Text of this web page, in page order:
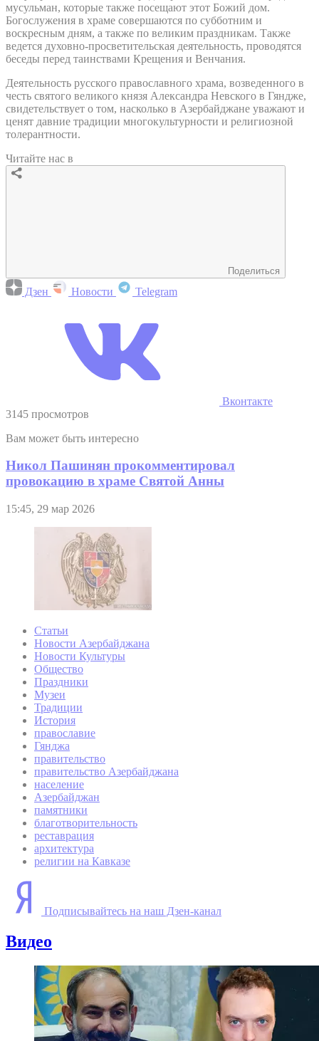
мусульман, которые также посещают этот Божий дом.
Богослужения в храме совершаются по субботним и
воскресным дням, а также по великим праздникам. Также
ведется духовно-просветительская деятельность, проводятся
беседы перед таинствами Крещения и Венчания.
Деятельность русского православного храма, возведенного в
честь святого великого князя Александра Невского в Гяндже,
свидетельствует о том, насколько в Азербайджане уважают и
ценят давние традиции многокультурности и религиозной
толерантности.
Читайте нас в
Поделиться
Дзен Новости Telegram
Вконтакте
3145 просмотров
Вам может быть интересно
Никол Пашинян прокомментировал
провокацию в храме Святой Анны
15:45, 29 мар 2026
Статьи
Новости Азербайджана
Новости Культуры
Общество
Праздники
Музеи
Традиции
История
православие
Гянджа
правительство
правительство Азербайджана
население
Азербайджан
памятники
благотворительность
реставрация
архитектура
религии на Кавказе
Подписывайтесь на наш Дзен-канал
Видео